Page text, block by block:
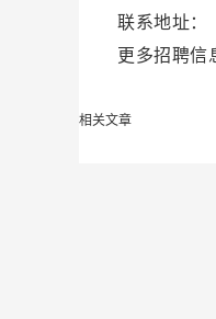
联系地址：
更多招聘信
相关文章